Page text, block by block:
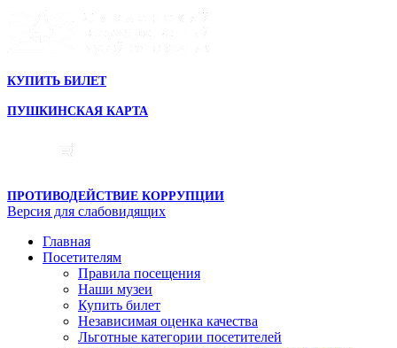
КУПИТЬ БИЛЕТ
ПУШКИНСКАЯ КАРТА
ПРОТИВОДЕЙСТВИЕ КОРРУПЦИИ
Версия для слабовидящих
Главная
Посетителям
Правила посещения
Наши музеи
Купить билет
Независимая оценка качества
Льготные категории посетителей